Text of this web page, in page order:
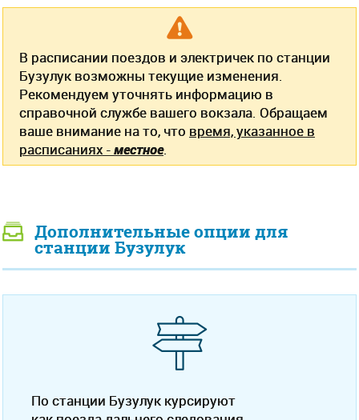
В расписании поездов и электричек по станции
Бузулук возможны текущие изменения.
Рекомендуем уточнять информацию в
справочной службе вашего вокзала. Обращаем
ваше внимание на то, что время, указанное в
расписаниях -местное.
Дополнительные опции для
станции Бузулук
По станции Бузулук курсируют